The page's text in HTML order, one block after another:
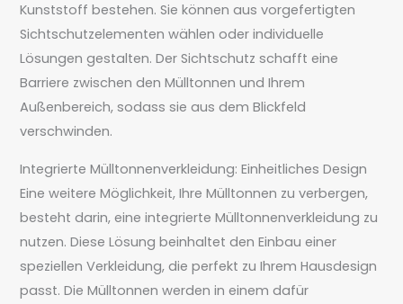
Kunststoff bestehen. Sie können aus vorgefertigten
Sichtschutzelementen wählen oder individuelle
Lösungen gestalten. Der Sichtschutz schafft eine
Barriere zwischen den Mülltonnen und Ihrem
Außenbereich, sodass sie aus dem Blickfeld
verschwinden.
Integrierte Mülltonnenverkleidung: Einheitliches Design
Eine weitere Möglichkeit, Ihre Mülltonnen zu verbergen,
besteht darin, eine integrierte Mülltonnenverkleidung zu
nutzen. Diese Lösung beinhaltet den Einbau einer
speziellen Verkleidung, die perfekt zu Ihrem Hausdesign
passt. Die Mülltonnen werden in einem dafür